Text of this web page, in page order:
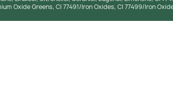
Oxide Greens, CI 77491/Iron Oxides, CI 77499/Iron